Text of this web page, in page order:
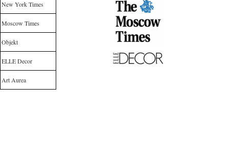
New York Times
Moscow Times
Objekt
ELLE Decor
Art Aurea